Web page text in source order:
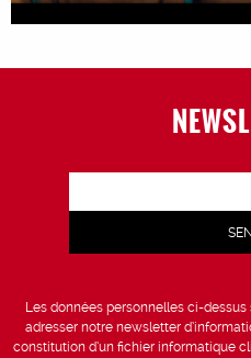
Les données personnelles ci-
adresser notre newsletter
constitution d’un fichier informatique